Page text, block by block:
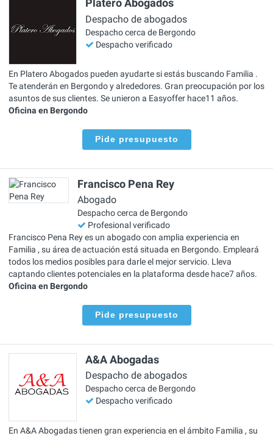
Platero Abogados
Despacho de abogados
Despacho cerca de Bergondo
Despacho verificado
En Platero Abogados pueden ayudarte si estás buscando Familia .
Te atenderán en Bergondo y alrededores. Gran preocupación por los
asuntos de sus clientes. Se unieron a Easyoffer hace11 años.
Oficina en Bergondo
Pide presupuesto
Francisco Pena Rey
Abogado
Despacho cerca de Bergondo
Profesional verificado
Francisco Pena Rey es un abogado con amplia experiencia en
Familia , su área de actuación está situada en Bergondo. Empleará
todos los medios posibles para darle el mejor servicio. Lleva
captando clientes potenciales en la plataforma desde hace7 años.
Oficina en Bergondo
Pide presupuesto
A&A Abogadas
Despacho de abogados
Despacho cerca de Bergondo
Despacho verificado
En A&A Abogadas tienen gran experiencia en el ámbito Familia , su